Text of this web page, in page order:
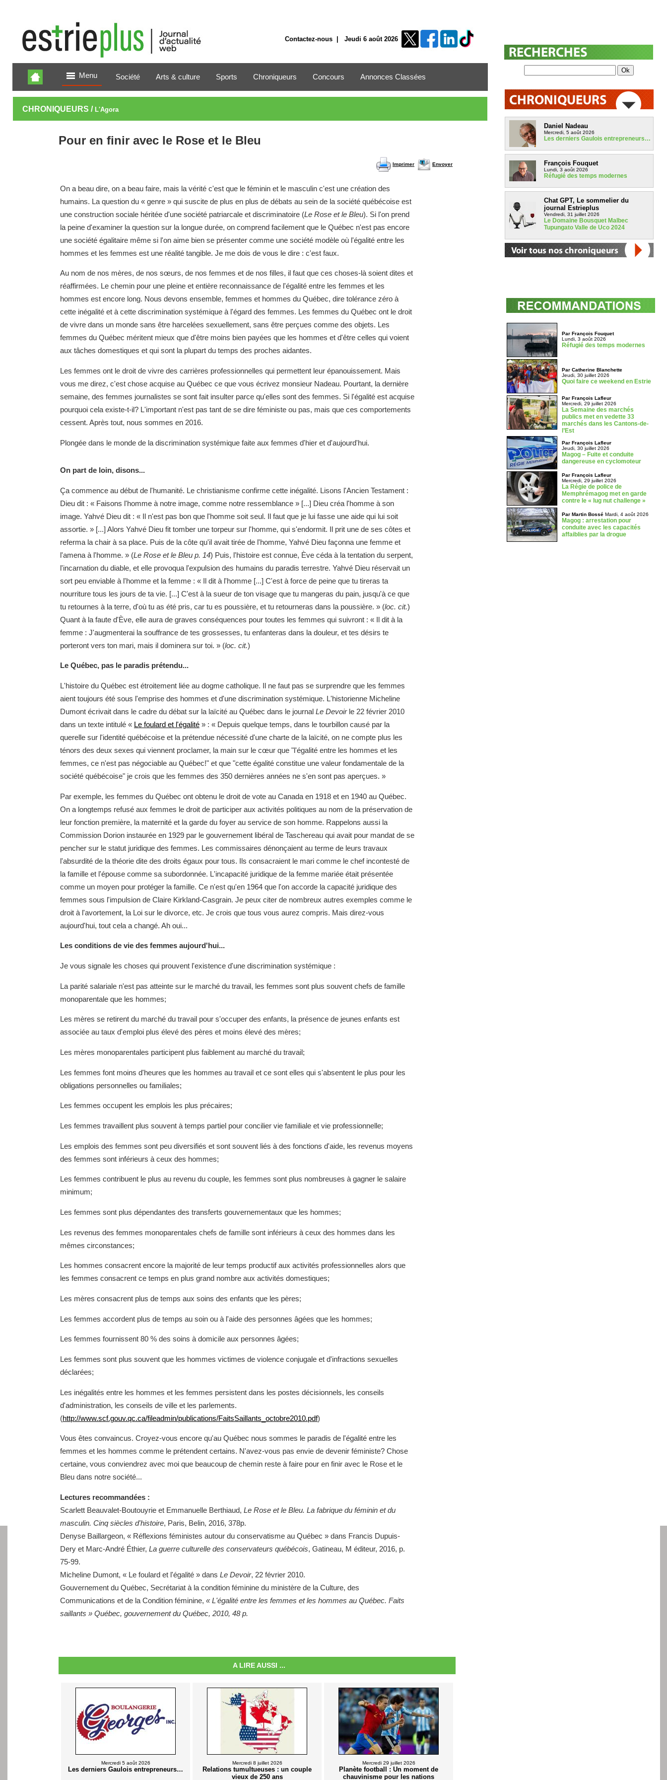
Contactez-nous| Jeudi 6 août 2026
Menu Société Arts & culture Sports Chroniqueurs Concours Annonces Classées
CHRONIQUEURS / L'Agora
Pour en finir avec le Rose et le Bleu
Imprimer Envoyer
On a beau dire, on a beau faire, mais la vérité c'est que le féminin et le masculin c'est une création des
humains. La question du « genre » qui suscite de plus en plus de débats au sein de la société québécoise est
une construction sociale héritée d'une société patriarcale et discriminatoire (Le Rose et le Bleu). Si l'on prend
la peine d'examiner la question sur la longue durée, on comprend facilement que le Québec n'est pas encore
une société égalitaire même si l'on aime bien se présenter comme une société modèle où l'égalité entre les
hommes et les femmes est une réalité tangible. Je me dois de vous le dire : c'est faux.
Au nom de nos mères, de nos sœurs, de nos femmes et de nos filles, il faut que ces choses-là soient dites et
réaffirmées. Le chemin pour une pleine et entière reconnaissance de l'égalité entre les femmes et les
hommes est encore long. Nous devons ensemble, femmes et hommes du Québec, dire tolérance zéro à
cette inégalité et à cette discrimination systémique à l'égard des femmes. Les femmes du Québec ont le droit
de vivre dans un monde sans être harcelées sexuellement, sans être perçues comme des objets. Les
femmes du Québec méritent mieux que d'être moins bien payées que les hommes et d'être celles qui voient
aux tâches domestiques et qui sont la plupart du temps des proches aidantes.
Les femmes ont le droit de vivre des carrières professionnelles qui permettent leur épanouissement. Mais
vous me direz, c'est chose acquise au Québec ce que vous écrivez monsieur Nadeau. Pourtant, la dernière
semaine, des femmes journalistes se sont fait insulter parce qu'elles sont des femmes. Si l'égalité est acquise
pourquoi cela existe-t-il? L'important n'est pas tant de se dire féministe ou pas, mais que ces comportements
cessent. Après tout, nous sommes en 2016.
Plongée dans le monde de la discrimination systémique faite aux femmes d'hier et d'aujourd'hui.
On part de loin, disons...
Ça commence au début de l'humanité. Le christianisme confirme cette inégalité. Lisons l'Ancien Testament :
Dieu dit : « Faisons l'homme à notre image, comme notre ressemblance » [...] Dieu créa l'homme à son
image. Yahvé Dieu dit : « Il n'est pas bon que l'homme soit seul. Il faut que je lui fasse une aide qui lui soit
assortie. » [...] Alors Yahvé Dieu fit tomber une torpeur sur l'homme, qui s'endormit. Il prit une de ses côtes et
referma la chair à sa place. Puis de la côte qu'il avait tirée de l'homme, Yahvé Dieu façonna une femme et
l'amena à l'homme. » (Le Rose et le Bleu p. 14) Puis, l'histoire est connue, Ève céda à la tentation du serpent,
l'incarnation du diable, et elle provoqua l'expulsion des humains du paradis terrestre. Yahvé Dieu réservait un
sort peu enviable à l'homme et la femme : « Il dit à l'homme [...] C'est à force de peine que tu tireras ta
nourriture tous les jours de ta vie. [...] C'est à la sueur de ton visage que tu mangeras du pain, jusqu'à ce que
tu retournes à la terre, d'où tu as été pris, car tu es poussière, et tu retourneras dans la poussière. » (loc. cit.)
Quant à la faute d'Ève, elle aura de graves conséquences pour toutes les femmes qui suivront : « Il dit à la
femme : J'augmenterai la souffrance de tes grossesses, tu enfanteras dans la douleur, et tes désirs te
porteront vers ton mari, mais il dominera sur toi. » (loc. cit.)
Le Québec, pas le paradis prétendu...
L'histoire du Québec est étroitement liée au dogme catholique. Il ne faut pas se surprendre que les femmes
aient toujours été sous l'emprise des hommes et d'une discrimination systémique. L'historienne Micheline
Dumont écrivait dans le cadre du débat sur la laïcité au Québec dans le journal Le Devoirle 22 février 2010
dans un texte intitulé « Le foulard et l'égalité » : « Depuis quelque temps, dans le tourbillon causé par la
querelle sur l'identité québécoise et la prétendue nécessité d'une charte de la laïcité, on ne compte plus les
ténors des deux sexes qui viennent proclamer, la main sur le cœur que "l'égalité entre les hommes et les
femmes, ce n'est pas négociable au Québec!" et que "cette égalité constitue une valeur fondamentale de la
société québécoise" je crois que les femmes des 350 dernières années ne s'en sont pas aperçues. »
Par exemple, les femmes du Québec ont obtenu le droit de vote au Canada en 1918 et en 1940 au Québec.
On a longtemps refusé aux femmes le droit de participer aux activités politiques au nom de la préservation de
leur fonction première, la maternité et la garde du foyer au service de son homme. Rappelons aussi la
Commission Dorion instaurée en 1929 par le gouvernement libéral de Taschereau qui avait pour mandat de se
pencher sur le statut juridique des femmes. Les commissaires dénonçaient au terme de leurs travaux
l'absurdité de la théorie dite des droits égaux pour tous. Ils consacraient le mari comme le chef incontesté de
la famille et l'épouse comme sa subordonnée. L'incapacité juridique de la femme mariée était présentée
comme un moyen pour protéger la famille. Ce n'est qu'en 1964 que l'on accorde la capacité juridique des
femmes sous l'impulsion de Claire Kirkland-Casgrain. Je peux citer de nombreux autres exemples comme le
droit à l'avortement, la Loi sur le divorce, etc. Je crois que tous vous aurez compris. Mais direz-vous
aujourd'hui, tout cela a changé. Ah oui...
Les conditions de vie des femmes aujourd'hui...
Je vous signale les choses qui prouvent l'existence d'une discrimination systémique :
La parité salariale n'est pas atteinte sur le marché du travail, les femmes sont plus souvent chefs de famille
monoparentale que les hommes;
Les mères se retirent du marché du travail pour s'occuper des enfants, la présence de jeunes enfants est
associée au taux d'emploi plus élevé des pères et moins élevé des mères;
Les mères monoparentales participent plus faiblement au marché du travail;
Les femmes font moins d'heures que les hommes au travail et ce sont elles qui s'absentent le plus pour les
obligations personnelles ou familiales;
Les femmes occupent les emplois les plus précaires;
Les femmes travaillent plus souvent à temps partiel pour concilier vie familiale et vie professionnelle;
Les emplois des femmes sont peu diversifiés et sont souvent liés à des fonctions d'aide, les revenus moyens
des femmes sont inférieurs à ceux des hommes;
Les femmes contribuent le plus au revenu du couple, les femmes sont plus nombreuses à gagner le salaire
minimum;
Les femmes sont plus dépendantes des transferts gouvernementaux que les hommes;
Les revenus des femmes monoparentales chefs de famille sont inférieurs à ceux des hommes dans les
mêmes circonstances;
Les hommes consacrent encore la majorité de leur temps productif aux activités professionnelles alors que
les femmes consacrent ce temps en plus grand nombre aux activités domestiques;
Les mères consacrent plus de temps aux soins des enfants que les pères;
Les femmes accordent plus de temps au soin ou à l'aide des personnes âgées que les hommes;
Les femmes fournissent 80 % des soins à domicile aux personnes âgées;
Les femmes sont plus souvent que les hommes victimes de violence conjugale et d'infractions sexuelles
déclarées;
Les inégalités entre les hommes et les femmes persistent dans les postes décisionnels, les conseils
d'administration, les conseils de ville et les parlements.
(http://www.scf.gouv.qc.ca/fileadmin/publications/FaitsSaillants_octobre2010.pdf)
Vous êtes convaincus. Croyez-vous encore qu'au Québec nous sommes le paradis de l'égalité entre les
femmes et les hommes comme le prétendent certains. N'avez-vous pas envie de devenir féministe? Chose
certaine, vous conviendrez avec moi que beaucoup de chemin reste à faire pour en finir avec le Rose et le
Bleu dans notre société...
Lectures recommandées :
Scarlett Beauvalet-Boutouyrie et Emmanuelle Berthiaud, Le Rose et le Bleu. La fabrique du féminin et du
masculin. Cinq siècles d'histoire, Paris, Belin, 2016, 378p.
Denyse Baillargeon, « Réflexions féministes autour du conservatisme au Québec » dans Francis Dupuis-
Dery et Marc-André Éthier, La guerre culturelle des conservateurs québécois, Gatineau, M éditeur, 2016, p.
75-99.
Micheline Dumont, « Le foulard et l'égalité » dans Le Devoir, 22 février 2010.
Gouvernement du Québec, Secrétariat à la condition féminine du ministère de la Culture, des
Communications et de la Condition féminine, « L'égalité entre les femmes et les hommes au Québec. Faits
saillants » Québec, gouvernement du Québec, 2010, 48 p.
A LIRE AUSSI ...
Mercredi 5 août 2026
Les derniers Gaulois entrepreneurs…
Mercredi 8 juillet 2026
Relations tumultueuses : un couple
vieux de 250 ans
Mercredi 29 juillet 2026
Planète football : Un moment de
chauvinisme pour les nations
Daniel Nadeau
Mercredi, 5 août 2026
Les derniers Gaulois entrepreneurs…
François Fouquet
Lundi, 3 août 2026
Réfugié des temps modernes
Chat GPT, Le sommelier du
journal Estrieplus
Vendredi, 31 juillet 2026
Le Domaine Bousquet Malbec
Tupungato Valle de Uco 2024
Par François Fouquet
Lundi, 3 août 2026
Réfugié des temps modernes
Par Catherine Blanchette
Jeudi, 30 juillet 2026
Quoi faire ce weekend en Estrie
Par François Lafleur
Mercredi, 29 juillet 2026
La Semaine des marchés
publics met en vedette 33
marchés dans les Cantons-de-
l’Est
Par François Lafleur
Jeudi, 30 juillet 2026
Magog – Fuite et conduite
dangereuse en cyclomoteur
Par François Lafleur
Mercredi, 29 juillet 2026
La Régie de police de
Memphrémagog met en garde
contre le « lug nut challenge »
Par Martin BosséMardi, 4 août 2026
Magog : arrestation pour
conduite avec les capacités
affaiblies par la drogue